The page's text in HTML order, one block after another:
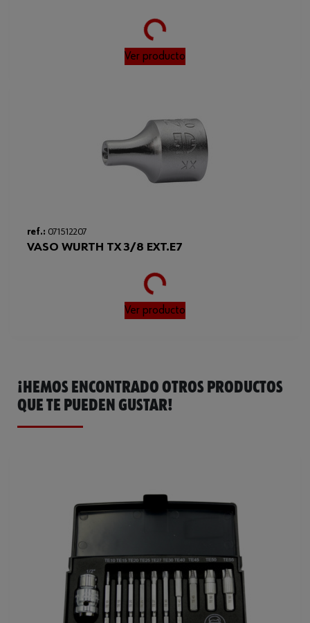
Loading...
Ver producto
ref.: 071512207
VASO WURTH TX 3/8 EXT.E7
Loading...
Ver producto
¡HEMOS ENCONTRADO OTROS PRODUCTOS
QUE TE PUEDEN GUSTAR!